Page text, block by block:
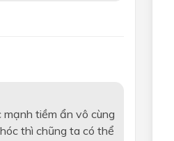
tiềm ẩn vô cùng
thì chũng ta có thể